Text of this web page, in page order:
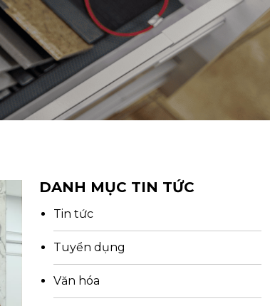
DANH MỤC TIN TỨC
Tin tức
Tuyển dụng
Văn hóa